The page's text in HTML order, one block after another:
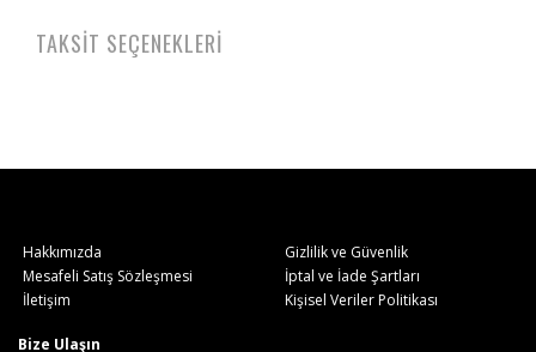
TAKSİT SEÇENEKLERİ
Hakkımızda
Gizlilik ve Güvenlik
Mesafeli Satış Sözleşmesi
İptal ve İade Şartları
İletişim
Kişisel Veriler Politikası
Bize Ulaşın